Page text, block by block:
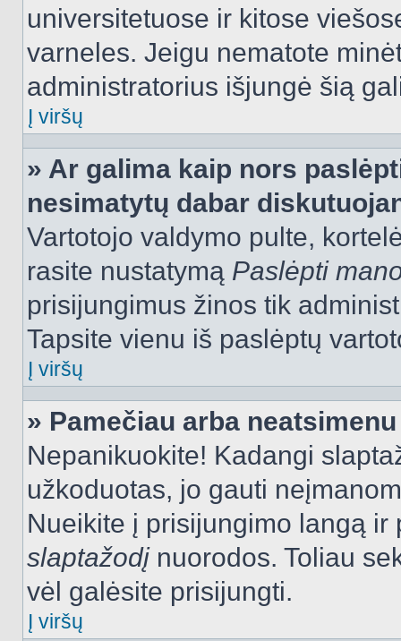
universitetuose ir kitose
varneles. Jeigu nematote
administratorius išjungė šią
Į viršų
» Ar galima kaip nors
nesimatytų dabar
Vartotojo valdymo pulte,
rasite nustatymą Paslėpti
prisijungimus žinos tik
Tapsite vienu iš paslėptų
Į viršų
» Pamečiau arba
Nepanikuokite! Kadangi
užkoduotas, jo gauti
Nueikite į prisijungimo langą
slaptažodįnuorodos. Toliau
vėl galėsite prisijungti.
Į viršų